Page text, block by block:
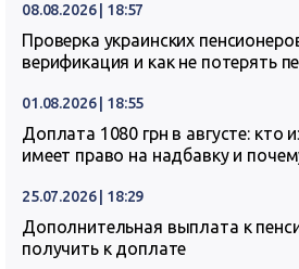
08.08.2026 | 18:57
Проверка украинских
верификация и как не потерять
01.08.2026 | 18:55
Доплата 1080 грн в августе: кто
имеет право на надбавку и
25.07.2026 | 18:29
Дополнительная выплата к
получить к доплате